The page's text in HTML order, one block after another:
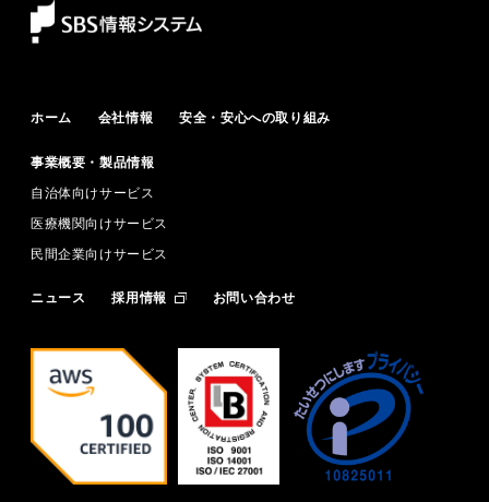
ホーム 会社情報 安全・安心への取り組み
事業概要・製品情報
自治体向けサービス
医療機関向けサービス
民間企業向けサービス
ニュース 採用情報 お問い合わせ